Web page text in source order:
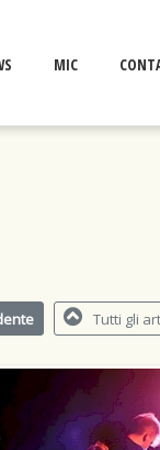
MIC
Tutti gli